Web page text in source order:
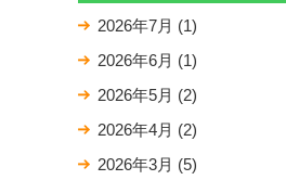
2026年7月 (1)
2026年6月 (1)
2026年5月 (2)
2026年4月 (2)
2026年3月 (5)